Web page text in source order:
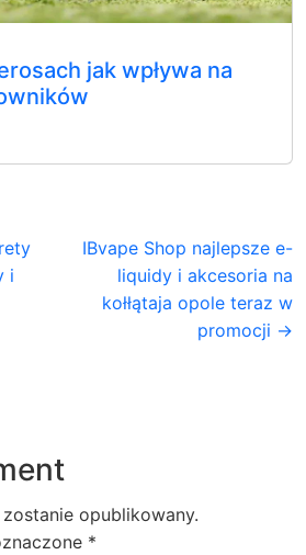
jak wpływa na
i
IBvape Shop najlepsze e-
liquidy i akcesoria na
kołłątaja opole teraz w
promocji →
opublikowany.
*